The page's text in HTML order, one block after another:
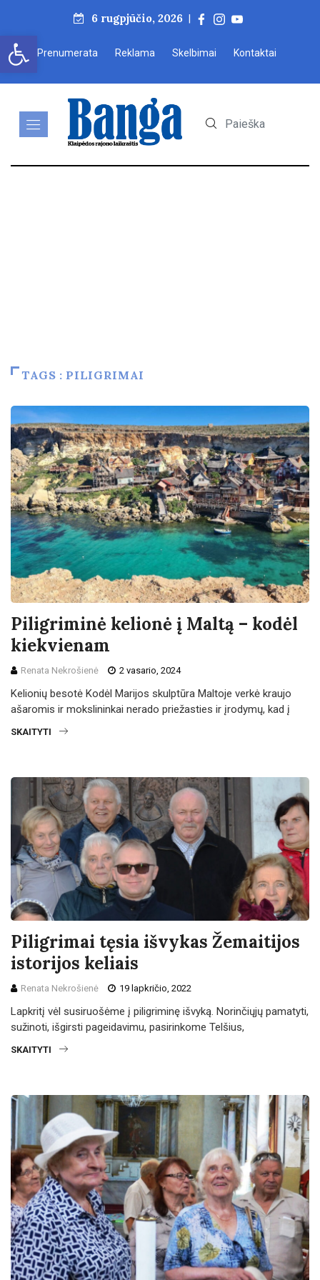
Open toolbar
6 rugpjūčio, 2026 |
Prenumerata Reklama Skelbimai Kontaktai
TAGS : PILIGRIMAI
Piligriminė kelionė į Maltą – kodėl
kiekvienam
Renata Nekrošienė 2 vasario, 2024
Kelionių besotė Kodėl Marijos skulptūra Maltoje verkė kraujo
ašaromis ir mokslininkai nerado priežasties ir įrodymų, kad į
SKAITYTI
Piligrimai tęsia išvykas Žemaitijos
istorijos keliais
Renata Nekrošienė 19 lapkričio, 2022
Lapkritį vėl susiruošėme į piligriminę išvyką. Norinčiųjų pamatyti,
sužinoti, išgirsti pageidavimu, pasirinkome Telšius,
SKAITYTI